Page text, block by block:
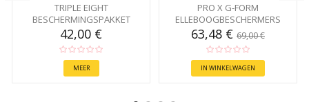
TRIPLE EIGHT
BESCHERMINGSPAKKET
42,00 €
MEER
PRO X G-FORM
ELLEBOOGBESCHERMERS
63,48 € 69,00 €
IN WINKELWAGEN